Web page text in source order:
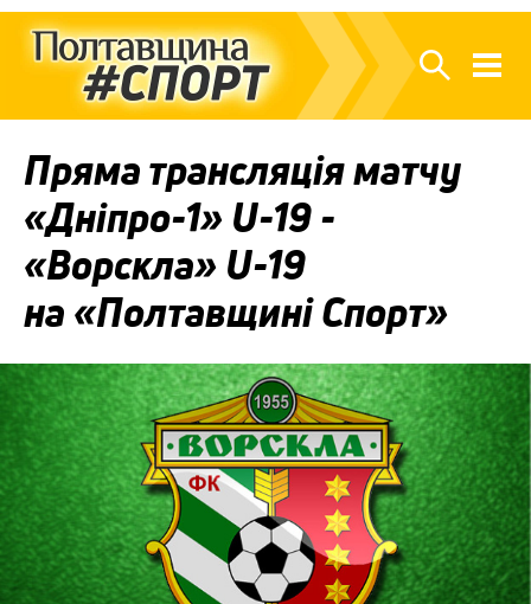
Пряма трансляція матчу
«Дніпро-1» U-19 -
«Ворскла» U-19
на «Полтавщині Спорт»